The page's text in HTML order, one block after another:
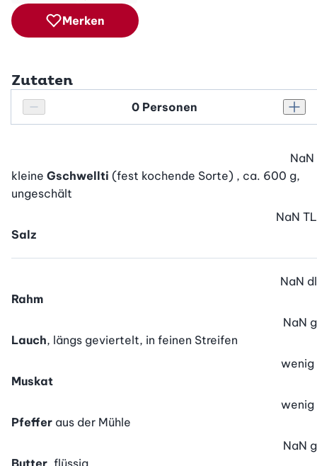
Merken
Zutaten
Personenanzahl verringern
Personenanzahl
kleine Gschwellti (fest kochende Sorte) , ca. 600 g,
ungeschält
NaN
Salz
NaN TL
Rahm
NaN dl
Lauch, längs geviertelt, in feinen Streifen
NaN g
Muskat
wenig
Pfeffer aus der Mühle
wenig
NaN g